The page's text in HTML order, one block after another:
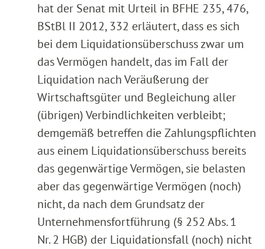
hat der Senat mit Urteil in BFHE 235, 476,
BStBl II 2012, 332 erläutert, dass es sich
bei dem Liquidationsüberschuss zwar um
das Vermögen handelt, das im Fall der
Liquidation nach Veräußerung der
Wirtschaftsgüter und Begleichung aller
(übrigen) Verbindlichkeiten verbleibt;
demgemäß betreffen die Zahlungspflichten
aus einem Liquidationsüberschuss bereits
das gegenwärtige Vermögen, sie belasten
aber das gegenwärtige Vermögen (noch)
nicht, da nach dem Grundsatz der
Unternehmensfortführung (§ 252 Abs. 1
Nr. 2 HGB) der Liquidationsfall (noch) nicht